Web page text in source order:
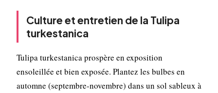
Culture et entretien de la Tulipa
turkestanica
Tulipa turkestanica prospère en exposition
ensoleillée et bien exposée. Plantez les bulbes en
automne (septembre-novembre) dans un sol sableux à